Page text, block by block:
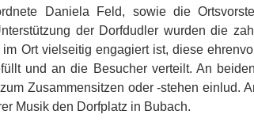
KontrasteDaniela Feld, sowie die
der Dorfdudler wurden die
im Ort vielseitig engagiert ist, diese
und an die Besucher verteilt. An
Zusammensitzen oder -stehen einlud.
Musik den Dorfplatz in Bubach.